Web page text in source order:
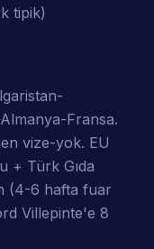
tipik)
Fransa.
vize-yok. EU
+ Türk Gıda
(4-6 hafta fuar
Villepinte'e 8